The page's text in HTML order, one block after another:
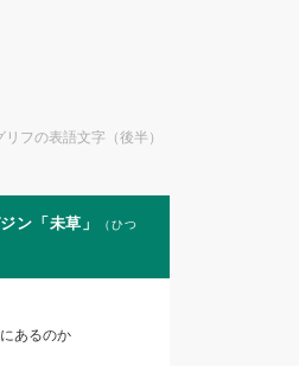
フの表語文字（後半）
ン「未草」
（ひつ
あるのか